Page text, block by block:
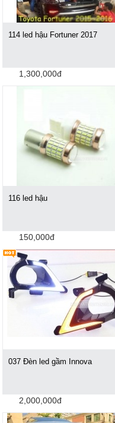
114 led hậu Fortuner 2017
1,300,000đ
116 led hậu
150,000đ
037 Đèn led gầm Innova
2,000,000đ